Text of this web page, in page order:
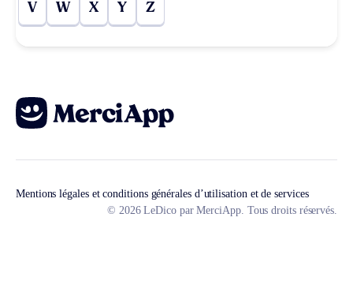
V W X Y Z
Mentions légales et conditions générales d’utilisation et de services
© 2026 LeDico par MerciApp. Tous droits réservés.